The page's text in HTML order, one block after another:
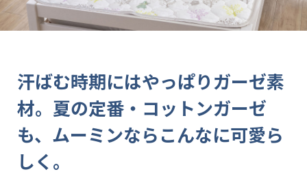
汗ばむ時期にはやっぱりガーゼ素
材。夏の定番・コットンガーゼ
も、ムーミンならこんなに可愛ら
しく。